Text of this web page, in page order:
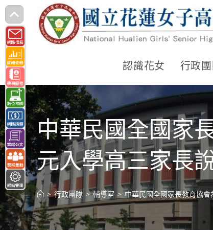
跳
轉
至
主
要
內
容
認識花女 行政
中華民國全國家
元入學高三家長
> 行政團隊 > 輔導室 > 中華民國全國家長教育協